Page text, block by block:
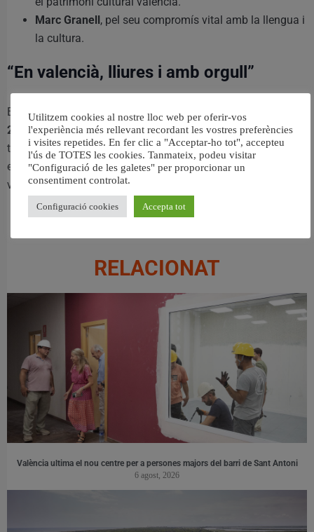
Marc Granell , pel seu compromís vital amb la llengua i
la cultura.
“En valencià, lliures i amb orgull”
Escola Valenciana ha presentat el calendari de les
2025amb el lema“En valencià, lliures i amb orgull.”Un
total de21 Trobades visitaran 17 comarques valencianes
entre març i juny, destacant la diversitat i força del poble
valencià.
RELACIONAT
València ultima el nou centre per a persones majors del barri de Sant Antoni
6 agost, 2026
Utilitzem cookies al nostre lloc web per oferir-vos
l'experiència més rellevant recordant les vostres preferències
i visites repetides. En fer clic a "Acceptar-ho tot", accepteu
l'ús de TOTES les cookies. Tanmateix, podeu visitar
"Configuració de les galetes" per proporcionar un
consentiment controlat.
Configuració cookies Accepta tot